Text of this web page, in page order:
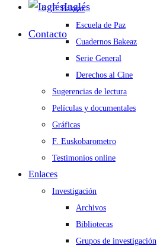
Inglés
Contacto
F. Bakeaz
Escuela de Paz
Cuadernos Bakeaz
Serie General
Derechos al Cine
Sugerencias de lectura
Películas y documentales
Gráficas
F. Euskobarometro
Testimonios online
Enlaces
Investigación
Archivos
Bibliotecas
Grupos de investigación